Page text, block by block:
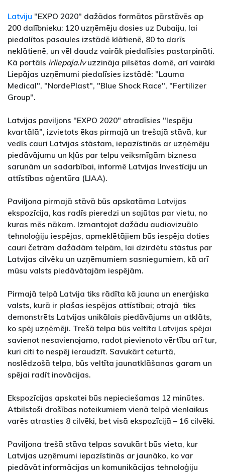
Latviju "EXPO 2020" dažādos formātos pārstāvēs ap
200 dalībnieku: 120 uzņēmēju dosies uz Dubaiju, lai
piedalītos pasaules izstādē klātienē, 80 to darīs
neklātienē, un vēl daudz vairāk piedalīsies pastarpināti.
Kā portāls irliepaja.lvuzzināja pilsētas domē, arī vairāki
Liepājas uzņēmumi piedalīsies izstādē: "Lauma
Medical", "NordePlast", "Blue Shock Race", "Fertilizer
Group".
Latvijas paviljons "EXPO 2020" atradīsies "Iespēju
kvartālā", izvietots ēkas pirmajā un trešajā stāvā, kur
vedīs cauri Latvijas stāstam, iepazīstinās ar uzņēmēju
piedāvājumu un kļūs par telpu veiksmīgām biznesa
sarunām un sadarbībai, informē Latvijas Investīciju un
attīstības aģentūra (LIAA).
Paviljona pirmajā stāvā būs apskatāma Latvijas
ekspozīcija, kas radīs pieredzi un sajūtas par vietu, no
kuras mēs nākam. Izmantojot dažādu audiovizuālo
tehnoloģiju iespējas, apmeklētājiem būs iespēja doties
cauri četrām dažādām telpām, lai dzirdētu stāstus par
Latvijas cilvēku un uzņēmumiem sasniegumiem, kā arī
mūsu valsts piedāvātajām iespējām.
Pirmajā telpā Latvija tiks rādīta kā jauna un enerģiska
valsts, kurā ir plašas iespējas attīstībai; otrajā tiks
demonstrēts Latvijas unikālais piedāvājums un atklāts,
ko spēj uzņēmēji. Trešā telpa būs veltīta Latvijas spējai
savienot nesavienojamo, radot pievienoto vērtību arī tur,
kuri citi to nespēj ieraudzīt. Savukārt ceturtā,
noslēdzošā telpa, būs veltīta jaunatklāšanas garam un
spējai radīt inovācijas.
Ekspozīcijas apskatei būs nepieciešamas 12 minūtes.
Atbilstoši drošības noteikumiem vienā telpā vienlaikus
varēs atrasties 8 cilvēki, bet visā ekspozīcijā – 16 cilvēki.
Paviljona trešā stāva telpas savukārt būs vieta, kur
Latvijas uzņēmumi iepazīstinās ar jaunāko, ko var
piedāvāt informācijas un komunikācijas tehnoloģiju